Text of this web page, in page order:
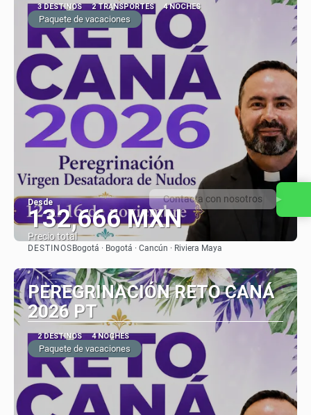
3 DESTINOS 2 TRANSPORTES 4 NOCHES
Paquete de vacaciones
Desde
132,666 MXN
Precio total
DESTINOS Bogotá · Bogotá · Cancún · Riviera Maya
PEREGRINACIÓN RETO CANÁ
2026 PT
2 DESTINOS 4 NOCHES
Paquete de vacaciones
Contacta con nosotros